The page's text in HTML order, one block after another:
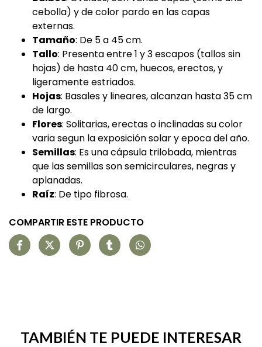
cebolla) y de color pardo en las capas
externas.
Tamaño: De 5 a 45 cm.
Tallo: Presenta entre 1 y 3 escapos (tallos sin
hojas) de hasta 40 cm, huecos, erectos, y
ligeramente estriados.
Hojas: Basales y lineares, alcanzan hasta 35 cm
de largo.
Flores: Solitarias, erectas o inclinadas su color
varia segun la exposición solar y epoca del año.
Semillas: Es una cápsula trilobada, mientras
que las semillas son semicirculares, negras y
aplanadas.
Raíz: De tipo fibrosa.
COMPARTIR ESTE PRODUCTO
TAMBIÉN TE PUEDE INTERESAR